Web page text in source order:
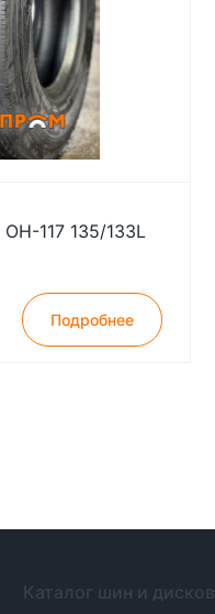
OH-117 135/133L
Подробнее
Каталог шин и дисков